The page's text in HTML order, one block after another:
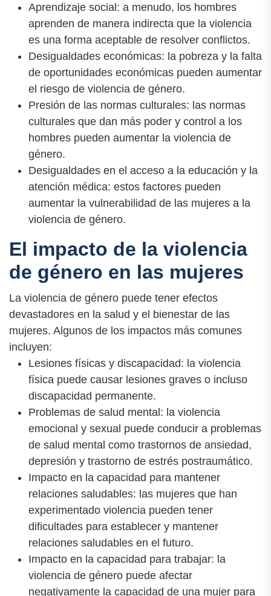
Aprendizaje social: a menudo, los hombres
aprenden de manera indirecta que la violencia
es una forma aceptable de resolver conflictos.
Desigualdades económicas: la pobreza y la falta
de oportunidades económicas pueden aumentar
el riesgo de violencia de género.
Presión de las normas culturales: las normas
culturales que dan más poder y control a los
hombres pueden aumentar la violencia de
género.
Desigualdades en el acceso a la educación y la
atención médica: estos factores pueden
aumentar la vulnerabilidad de las mujeres a la
violencia de género.
El impacto de la violencia
de género en las mujeres
La violencia de género puede tener efectos
devastadores en la salud y el bienestar de las
mujeres. Algunos de los impactos más comunes
incluyen:
Lesiones físicas y discapacidad: la violencia
física puede causar lesiones graves o incluso
discapacidad permanente.
Problemas de salud mental: la violencia
emocional y sexual puede conducir a problemas
de salud mental como trastornos de ansiedad,
depresión y trastorno de estrés postraumático.
Impacto en la capacidad para mantener
relaciones saludables: las mujeres que han
experimentado violencia pueden tener
dificultades para establecer y mantener
relaciones saludables en el futuro.
Impacto en la capacidad para trabajar: la
violencia de género puede afectar
negativamente la capacidad de una mujer para